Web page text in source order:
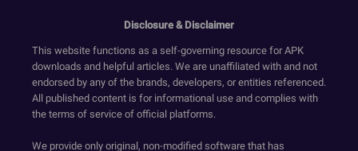
Disclosure & Disclaimer
This website functions as a self-governing resource for APK
downloads and helpful articles. We are unaffiliated with and not
endorsed by any of the brands, developers, or entities referenced.
All published content is for informational use and complies with
the terms of service of official platforms.
We provide only original, non-modified software that has